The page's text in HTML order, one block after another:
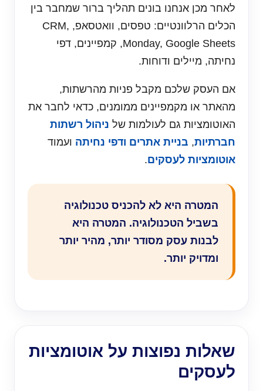
לאחר מכן אנחנו בונים תהליך ברור שמחבר בין
הכלים הרלוונטיים: טפסים, וואטסאפ, CRM,
Monday, Google Sheets, קמפיינים, דפי
נחיתה, מיילים ודוחות.
אם העסק שלכם מקבל פניות מהרשתות,
מהאתר או מקמפיינים ממומנים, כדאי לחבר את
האוטומציות גם לעולמות של ניהול רשתות
חברתיות, בניית אתרים ודפי נחיתה ועמוד
אוטומציות לעסקים.
המטרה היא לא להכניס טכנולוגיה
בשביל הטכנולוגיה. המטרה היא
לבנות עסק מסודר יותר, מהיר יותר
ומדויק יותר.
שאלות נפוצות על אוטומציות
לעסקים